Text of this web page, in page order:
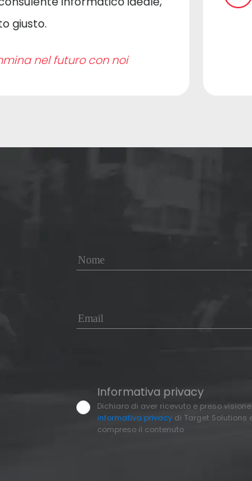
giusto.
nel futuro con noi
Informativa privacy
Dichiaro di aver ricevuto e preso
informativa privacy di Target Solutions
compreso il contenuto